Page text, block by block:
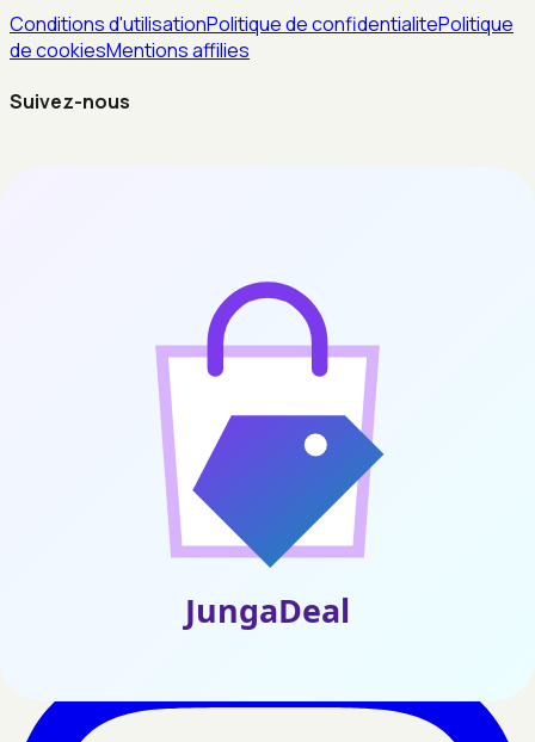
Conditions d'utilisationPolitique de confidentialitePolitique
de cookiesMentions affilies
Suivez-nous